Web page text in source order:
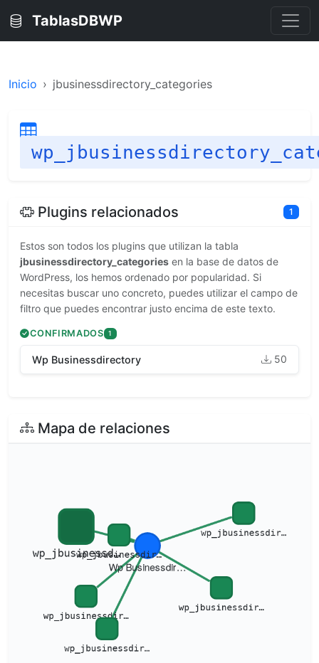
TablasDBWP
Inicio jbusinessdirectory_categories
Plugins relacionados 1
Estos son todos los plugins que utilizan la tabla
jbusinessdirectory_categories en la base de datos de
WordPress, los hemos ordenado por popularidad. Si
necesitas buscar uno concreto, puedes utilizar el campo de
filtro que puedes encontrar justo encima de este texto.
CONFIRMADOS 1
Wp Businessdirectory 50
Mapa de relaciones